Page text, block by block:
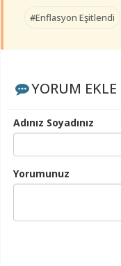
#Enflasyon Eşitlendi
YORUM EKLE
Adınız Soyadınız
Yorumunuz